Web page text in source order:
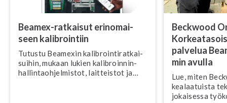
Beamex-ratkaisut erin­omai­
seen ka­libroin­tiin
Tutustu Beamexin ka­libroin­ti­rat­kai­
sui­hin, mukaan lukien ka­libroin­nin­
hal­lin­taoh­jel­mis­tot, laitteistot ja
Beckwood
palvelua
min avulla
Lue, miten
kea­laa­tuis­ta
jokaisessa